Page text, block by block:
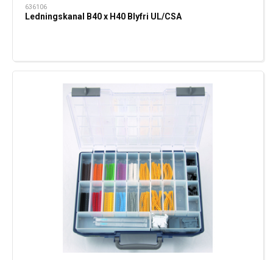
636106
Ledningskanal B40 x H40 Blyfri UL/CSA